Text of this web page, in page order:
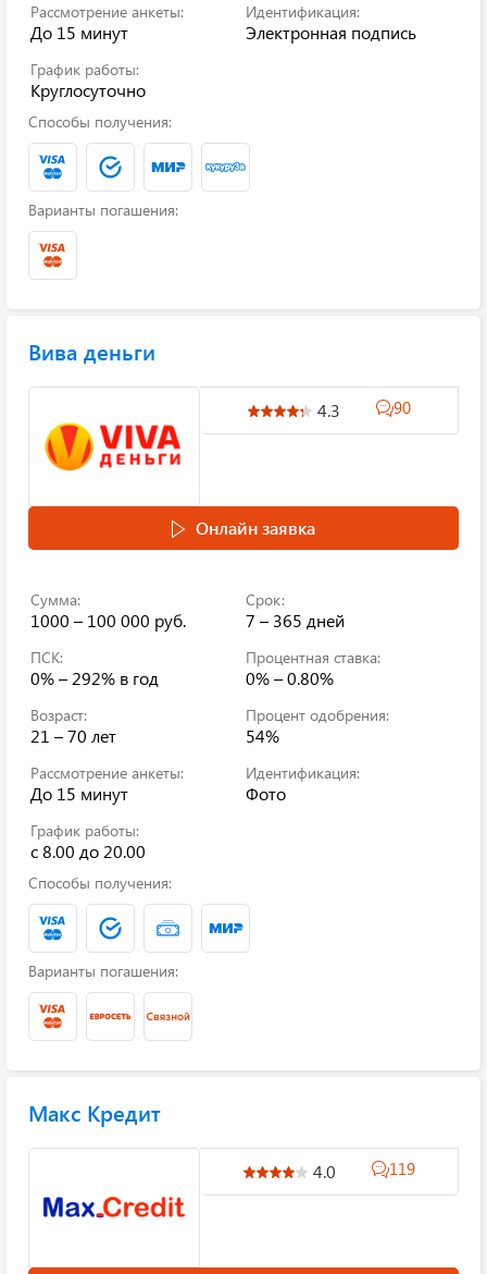
Рассмотрение анкеты:
До 15 минут
Идентификация:
Электронная подпись
График работы:
Круглосуточно
Способы получения:
Варианты погашения:
Вива деньги
4.3 90
Онлайн заявка
Сумма:
1000 – 100 000 руб.
Срок:
7 – 365 дней
ПСК:
0% – 292% в год
Процентная ставка:
0% – 0.80%
Возраст:
21 – 70 лет
Процент одобрения:
54%
Рассмотрение анкеты:
До 15 минут
Идентификация:
Фото
График работы:
с 8.00 до 20.00
Способы получения:
Варианты погашения:
Макс Кредит
4.0 119